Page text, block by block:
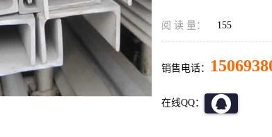
阅 读 量： 155
销售电话：
在线QQ：